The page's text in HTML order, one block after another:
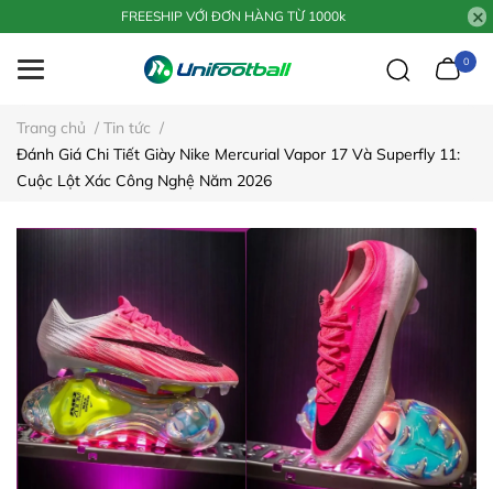
FREESHIP VỚI ĐƠN HÀNG TỪ 1000k
0
Trang chủ / Tin tức /
Đánh Giá Chi Tiết Giày Nike Mercurial Vapor 17 Và Superfly 11:
Cuộc Lột Xác Công Nghệ Năm 2026